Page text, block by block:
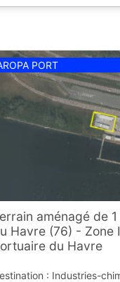
PORT
aménagé de
Havre (76) - Zone
du Havre
: Industries-